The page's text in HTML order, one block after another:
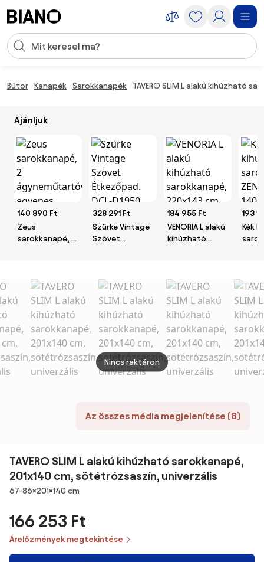
Keresési bevitel
Bútor Kanapék Sarokkanapék TAVERO SLIM L alakú kihúzható
Ajánljuk
140 890 Ft
Zeus
sarokkanapé, 2
kordbársony,
univerzális
oldal, hab
328 291 Ft
Szürke Vintage
Szövet
184 955 Ft
VENORIA L alakú
kihúzható
INGYEN
193
Kék
Az összes média megjelenítése (8)
Nincs raktáron
TAVERO SLIM L alakú kihúzható sarokkanapé,
201x140 cm, sötétrózsaszín, univerzális
Méretek
67-86×201×140 cm
166 253 Ft
Árelőzmények megtekintése